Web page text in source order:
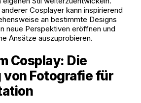
Cosplayer kann inspirierend
an bestimmte Designs
neue Perspektiven eröffnen und
Ansätze auszuprobieren.
Cosplay: Die
von Fotografie für